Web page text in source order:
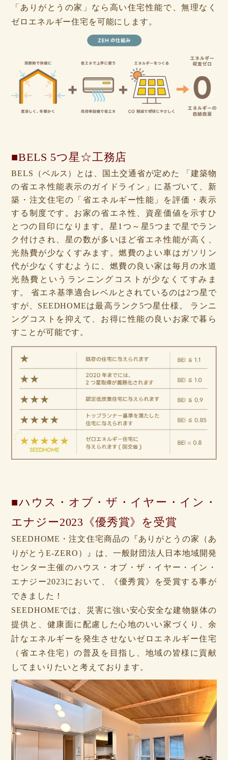
「ありがとうの家」なら高い住宅性能で、無理なく
ゼロエネルギー住宅を可能にします。
■BELS 5つ星☆工務店
BELS（ベルス）とは、国土交通省が定めた 「建築物
の省エネ性能表示のガイドライン」に基づいて、新
築・注文住宅の「省エネルギー性能」を評価・表示
する制度です。お家の省エネ性、資産価値を示すひ
とつの目印になります。星1つ～星5つまで星でラン
ク付けされ、星の数が多いほど省エネ性能が高く、
光熱費が少なくすみます。燃費のよい車はガソリン
代が少なくすむように、燃費の良い家は毎月の水道
光熱費というランニングコストが少なくてすみま
す。 省エネ基準適合レベルとされているのは2つ星で
すが、SEEDHOMEは最高ランク5つ星仕様。 ランニ
ングコストを抑えて、お得に性能の良いお家で暮ら
すことが可能です。
■ハウス・オブ・ザ・イヤー・イン・
エナジー2023 《優秀賞》を受賞
SEEDHOME・注文住宅商品の『ありがとうの家（あ
りがとうE-ZERO）』は、一般財団法人日本地域開発
センター主催のハウス・オブ・ザ・イヤー・イン・
エナジー2023において、《優秀賞》を受賞する事が
できました！
SEEDHOMEでは、災害に強い安心安全な建物躯体の
提供と、健康面に配慮した心地のいい家づくり、余
計なエネルギーを発生させないゼロエネルギー住宅
（省エネ住宅）の普及を目指し、地域の皆様に貢献
してまいりたいと考えております。